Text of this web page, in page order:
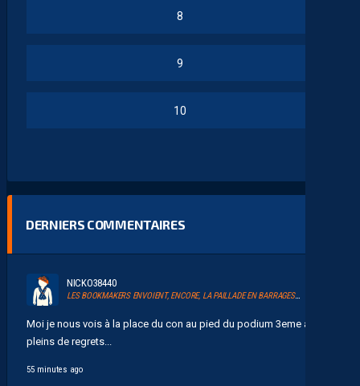
8
9
10
DERNIERS COMMENTAIRES
NICKO38440
LES BOOKMAKERS ENVOIENT, ENCORE, LA PAILLADE EN BARRAGES D’ACCESSION À LA LIGUE 1
Moi je nous vois à la place du con au pied du podium 3eme avec
pleins de regrets...
55 minutes ago